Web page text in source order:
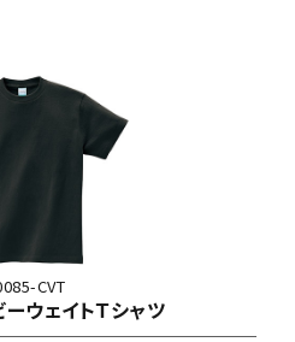
CVT
ウェイトＴシャツ